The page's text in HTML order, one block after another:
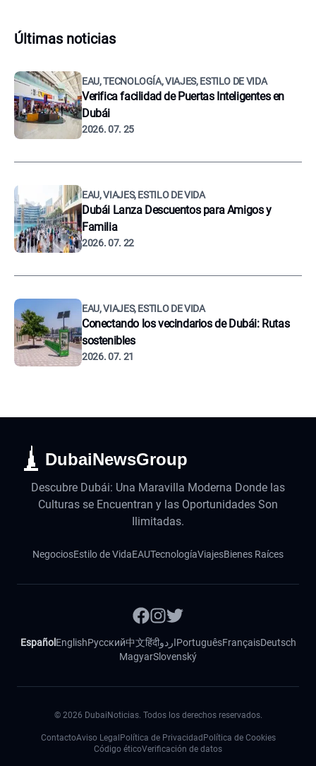
Últimas noticias
EAU, TECNOLOGÍA, VIAJES, ESTILO DE VIDA
Verifica facilidad de Puertas Inteligentes en
Dubái
2026. 07. 25
EAU, VIAJES, ESTILO DE VIDA
Dubái Lanza Descuentos para Amigos y
Familia
2026. 07. 22
EAU, VIAJES, ESTILO DE VIDA
Conectando los vecindarios de Dubái: Rutas
sostenibles
2026. 07. 21
DubaiNewsGroup
Descubre Dubái: Una Maravilla Moderna Donde las
Culturas se Encuentran y las Oportunidades Son
Ilimitadas.
NegociosEstilo de VidaEAUTecnologíaViajesBienes Raíces
Español EnglishРусский中文हिंदीاردوPortuguêsFrançaisDeutsch
MagyarSlovenský
© 2026 DubaiNoticias. Todos los derechos reservados.
ContactoAviso Legal Política de Privacidad Política de Cookies
Código éticoVerificación de datos